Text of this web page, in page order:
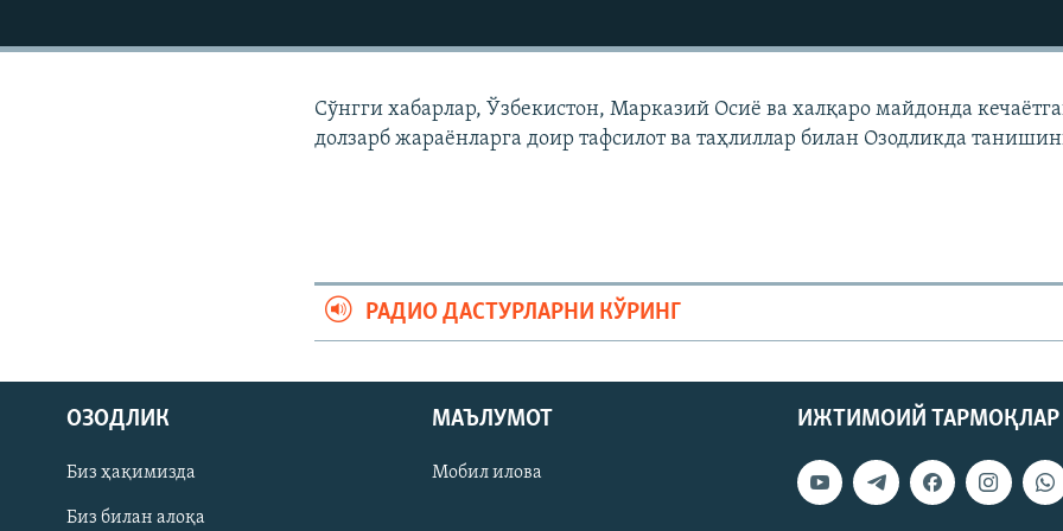
На русском
ИЖТИМОИЙ ТАРМОҚЛАР
Сўнгги хабарлар, Ўзбекистон, Марказий Осиë ва халқаро майдонда
долзарб жараëнларга доир тафсилот ва таҳлиллар билан Озодликда
РАДИО ДАСТУРЛАРНИ КЎРИНГ
ИЖТИМОИЙ ТАРМОҚЛАР
ОЗОДЛИК
Биз ҳақимизда
Биз билан алоқа
МАЪЛУМОТ
Мобил илова